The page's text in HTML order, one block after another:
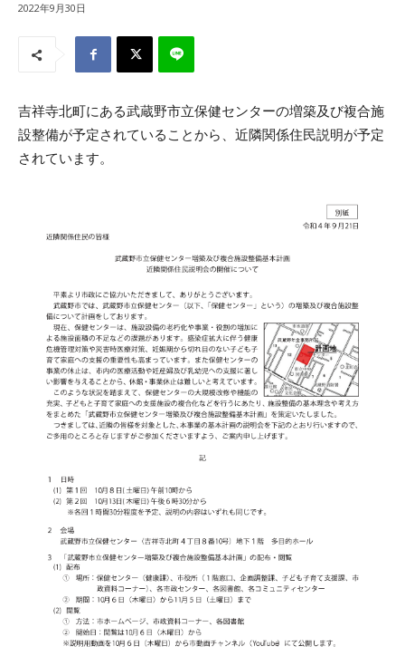
2022年9月30日
吉祥寺北町にある武蔵野市立保健センターの増築及び複合施
設整備が予定されていることから、近隣関係住民説明が予定
されています。